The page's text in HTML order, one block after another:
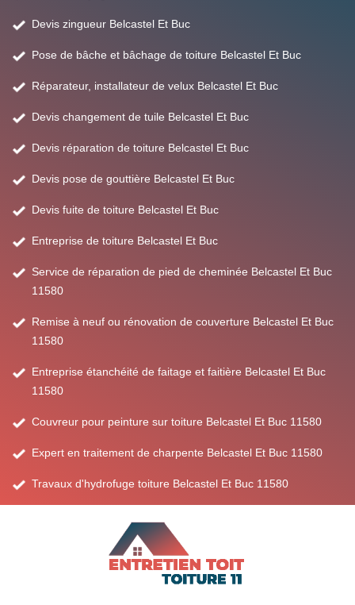
Devis zingueur Belcastel Et Buc
Pose de bâche et bâchage de toiture Belcastel Et Buc
Réparateur, installateur de velux Belcastel Et Buc
Devis changement de tuile Belcastel Et Buc
Devis réparation de toiture Belcastel Et Buc
Devis pose de gouttière Belcastel Et Buc
Devis fuite de toiture Belcastel Et Buc
Entreprise de toiture Belcastel Et Buc
Service de réparation de pied de cheminée Belcastel Et Buc
11580
Remise à neuf ou rénovation de couverture Belcastel Et Buc
11580
Entreprise étanchéité de faitage et faitière Belcastel Et Buc
11580
Couvreur pour peinture sur toiture Belcastel Et Buc 11580
Expert en traitement de charpente Belcastel Et Buc 11580
Travaux d'hydrofuge toiture Belcastel Et Buc 11580